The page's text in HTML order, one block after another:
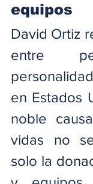
equipos
David Ortiz
entre
en Estados
noble
vidas no
solo la